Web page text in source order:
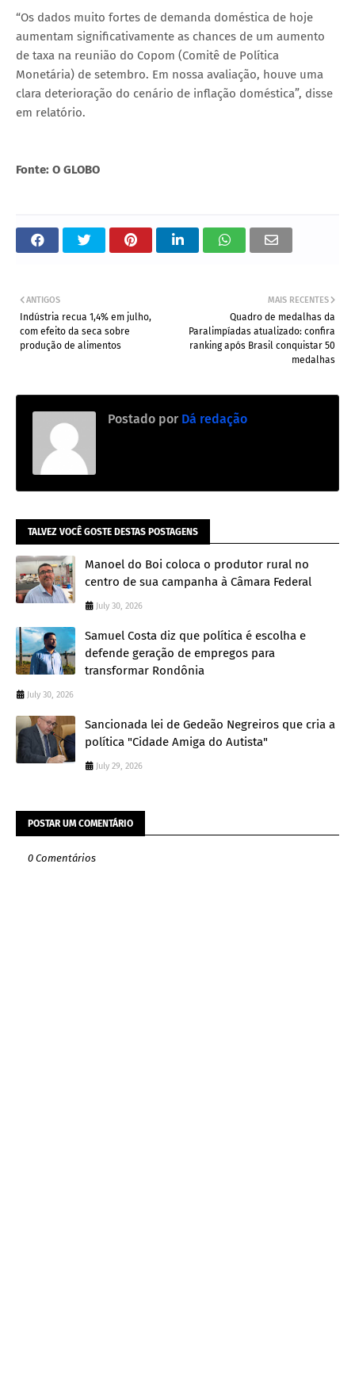
“Os dados muito fortes de demanda doméstica de hoje
aumentam significativamente as chances de um aumento
de taxa na reunião do Copom (Comitê de Política
Monetária) de setembro. Em nossa avaliação, houve uma
clara deterioração do cenário de inflação doméstica”, disse
em relatório.
Fonte: O GLOBO
MAIS RECENTES
Quadro de medalhas da
Paralimpíadas atualizado: confira
ranking após Brasil conquistar 50
medalhas
ANTIGOS
Indústria recua 1,4% em julho,
com efeito da seca sobre
produção de alimentos
Postado por Dá redação
TALVEZ VOCÊ GOSTE DESTAS POSTAGENS
Manoel do Boi coloca o produtor rural no
centro de sua campanha à Câmara Federal
July 30, 2026
Samuel Costa diz que política é escolha e
defende geração de empregos para
transformar Rondônia
July 30, 2026
Sancionada lei de Gedeão Negreiros que cria a
política "Cidade Amiga do Autista"
July 29, 2026
POSTAR UM COMENTÁRIO
0 Comentários